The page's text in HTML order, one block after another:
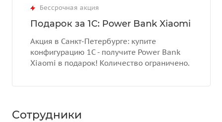
Бессрочная акция
Подарок за 1С: Power Bank Xiaomi
Акция в Санкт-Петербурге: купите
конфигурацию 1С - получите Power Bank
Xiaomi в подарок! Количество ограничено.
Сотрудники